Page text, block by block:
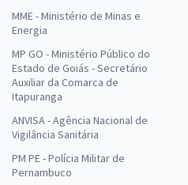
MME - Ministério de Minas e
Energia
MP GO - Ministério Público do
Estado de Goiás - Secretário
Auxiliar da Comarca de
Itapuranga
ANVISA - Agência Nacional de
Vigilância Sanitária
PM PE - Polícia Militar de
Pernambuco